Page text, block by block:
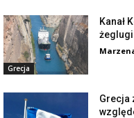
Grecja
Kanał
żeglugi
Grecja